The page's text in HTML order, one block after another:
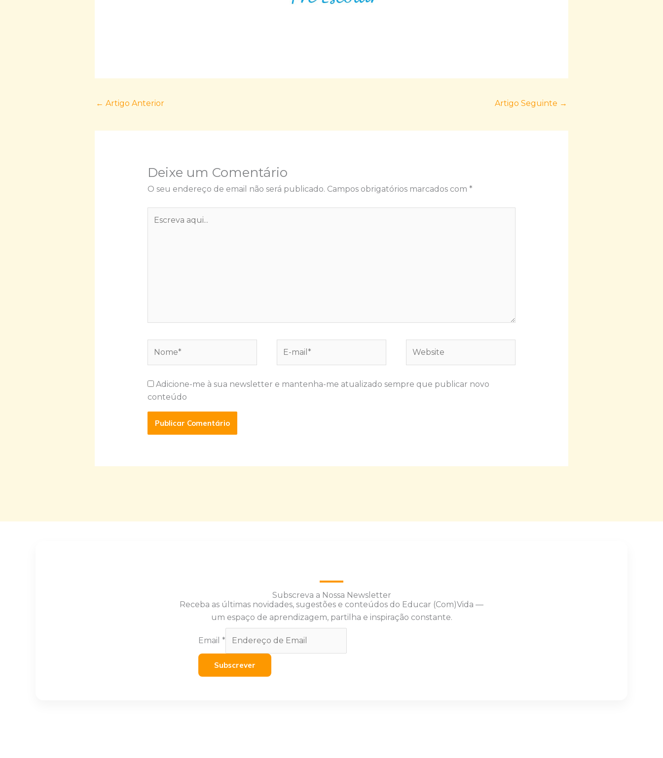
← Artigo Anterior Artigo Seguinte →
Deixe um Comentário
O seu endereço de email não será publicado. Campos obrigatórios marcados com *
aqui...
mail*
Adicione-me à sua newsletter e mantenha-me atualizado sempre que publicar novo
conteúdo
Subscreva a Nossa Newsletter
Receba as últimas novidades, sugestões e conteúdos do Educar (Com)Vida —
um espaço de aprendizagem, partilha e inspiração constante.
Email *
Subscrever